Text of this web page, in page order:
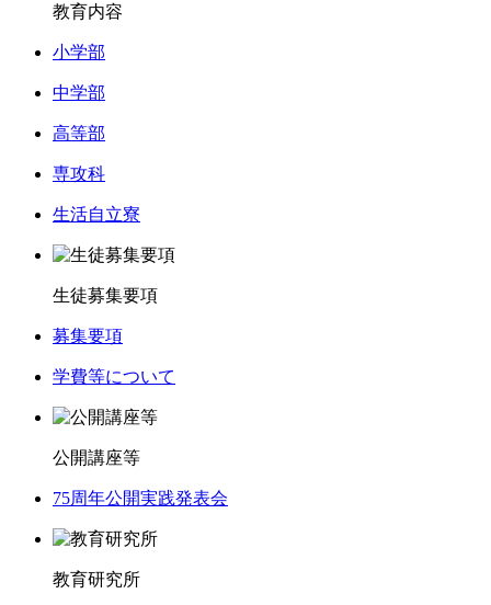
教育内容
小学部
中学部
高等部
専攻科
生活自立寮
生徒募集要項
募集要項
学費等について
公開講座等
75周年公開実践発表会
教育研究所